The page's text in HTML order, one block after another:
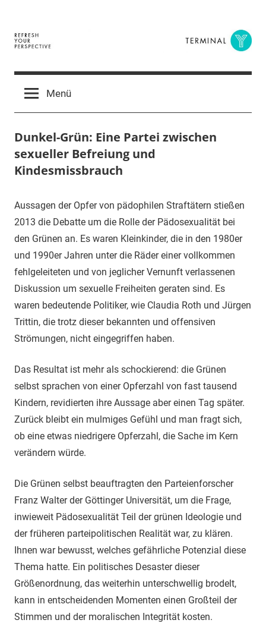
springen
Terminal
Y
Digital
BusinessMenü
Dunkel-Grün: Eine Partei zwischen
sexueller Befreiung und
Kindesmissbrauch
14.
Juli
2015
terminal-
y
Urbi
et
orbi
Aussagen der Opfer von pädophilen Straftätern stießen
2013 die Debatte um die Rolle der Pädosexualität bei
den Grünen an. Es waren Kleinkinder, die in den 1980er
und 1990er Jahren unter die Räder einer vollkommen
fehlgeleiteten und von jeglicher Vernunft verlassenen
Diskussion um sexuelle Freiheiten geraten sind. Es
waren bedeutende Politiker, wie Claudia Roth und Jürgen
Trittin, die trotz dieser bekannten und offensiven
Strömungen, nicht eingegriffen haben.
Das Resultat ist mehr als schockierend: die Grünen
selbst sprachen von einer Opferzahl von fast tausend
Kindern, revidierten ihre Aussage aber einen Tag später.
Zurück bleibt ein mulmiges Gefühl und man fragt sich,
ob eine etwas niedrigere Opferzahl, die Sache im Kern
verändern würde.
Die Grünen selbst beauftragten den Parteienforscher
Franz Walter der Göttinger Universität, um die Frage,
inwieweit Pädosexualität Teil der grünen Ideologie und
der früheren parteipolitischen Realität war, zu klären.
Ihnen war bewusst, welches gefährliche Potenzial diese
Thema hatte. Ein politisches Desaster dieser
Größenordnung, das weiterhin unterschwellig brodelt,
kann in entscheidenden Momenten einen Großteil der
Stimmen und der moralischen Integrität kosten.